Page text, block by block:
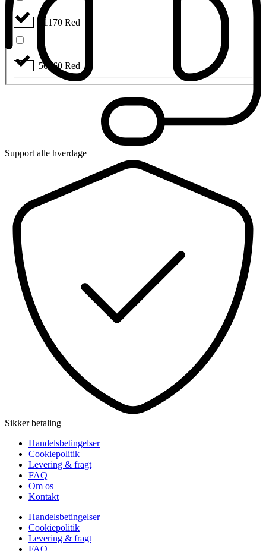
51170 Red
56460 Red
Support alle hverdage
Sikker betaling
Handelsbetingelser
Cookiepolitik
Levering & fragt
FAQ
Om os
Kontakt
Handelsbetingelser
Cookiepolitik
Levering & fragt
FAQ